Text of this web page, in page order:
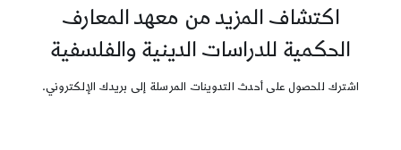
اكتشاف المزيد من معهد المعارف
الحكمية للدراسات الدينية والفلسفية
اشترك للحصول على أحدث التدوينات المرسلة إلى بريدك الإلكتروني.